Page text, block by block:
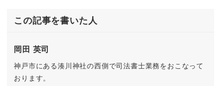
この記事を書いた人
岡田 英司
神戸市にある湊川神社の西側で司法書士業務をおこなって
おります。